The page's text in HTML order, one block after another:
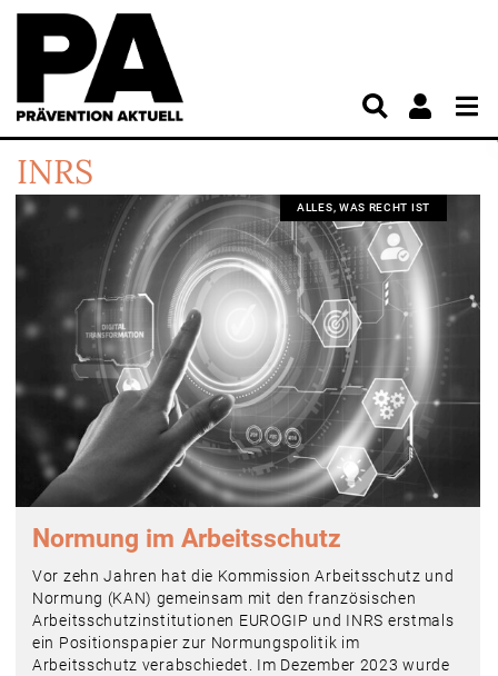
INRS
ALLES, WAS RECHT IST
Normung im Arbeitsschutz
Vor zehn Jahren hat die Kommission Arbeitsschutz und
Normung (KAN) gemeinsam mit den französischen
Arbeitsschutzinstitutionen EUROGIP und INRS erstmals
ein Positionspapier zur Normungspolitik im
Arbeitsschutz verabschiedet. Im Dezember 2023 wurde